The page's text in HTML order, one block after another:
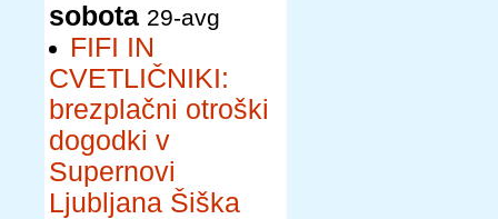
sobota 29-avg
FIFI IN
CVETLIČNIKI:
brezplačni otroški
dogodki v
Supernovi
Ljubljana Šiška